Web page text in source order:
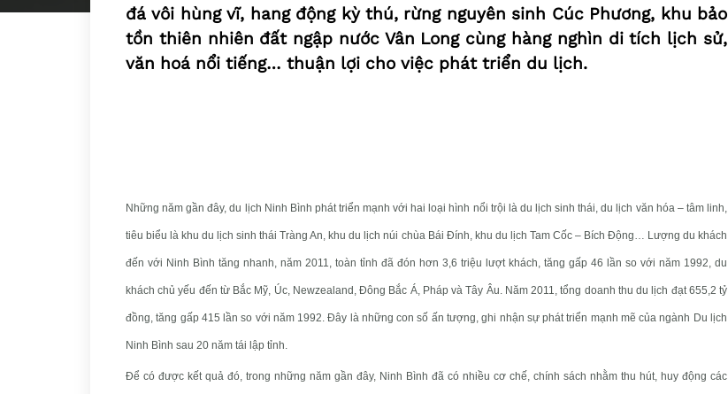
đá vôi hùng vĩ, hang động kỳ thú, rừng nguyên sinh Cúc Phương, khu bảo
tồn thiên nhiên đất ngập nước Vân Long cùng hàng nghìn di tích lịch sử,
văn hoá nổi tiếng… thuận lợi cho việc phát triển du lịch.
Những năm gần đây, du lịch Ninh Bình phát triển mạnh với hai loại hình nổi trội là du lịch sinh thái, du lịch văn hóa – tâm linh,
tiêu biểu là khu du lịch sinh thái Tràng An, khu du lịch núi chùa Bái Đính, khu du lịch Tam Cốc – Bích Động… Lượng du khách
đến với Ninh Bình tăng nhanh, năm 2011, toàn tỉnh đã đón hơn 3,6 triệu lượt khách, tăng gấp 46 lần so với năm 1992, du
khách chủ yếu đến từ Bắc Mỹ, Úc, Newzealand, Đông Bắc Á, Pháp và Tây Âu. Năm 2011, tổng doanh thu du lịch đạt 655,2 tỷ
đồng, tăng gấp 415 lần so với năm 1992. Đây là những con số ấn tượng, ghi nhận sự phát triển mạnh mẽ của ngành Du lịch
Ninh Bình sau 20 năm tái lập tỉnh.
Để có được kết quả đó, trong những năm gần đây, Ninh Bình đã có nhiều cơ chế, chính sách nhằm thu hút, huy động các